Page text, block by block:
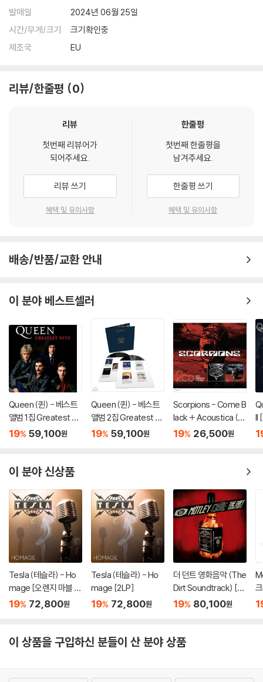
문의 바랍니다.
2) LP는 잦은 배송 과정에서 재킷에 손상이 발생할 가능성이 높고 재판매
가 어려우므로 신중한 구매를 부탁드립니다.
발매일
2024년 06월 25일
시간/무게/크기
크기확인중
제조국
EU
리뷰/한줄평 0
리뷰
첫번째 리뷰어가
되어주세요.
리뷰 쓰기
혜택 및 유의사항
한줄평
첫번째 한줄평을
남겨주세요.
한줄평 쓰기
혜택 및 유의사항
배송/반품/교환 안내
이 분야 베스트셀러
Queen (퀸) - 베스트
앨범 1집 Greatest Hit
s I [2LP]
19% 59,100원
Queen (퀸) - 베스트
앨범 2집 Greatest Hi
ts II [2LP]
19% 59,100원
Scorpions - Come B
lack + Acoustica (2
CD Original Albums)
19% 26,500원
II
이 분야 신상품
Tesla (테슬라) - Ho
mage [오렌지 마블 컬
러 2LP]
19% 72,800원
Tesla (테슬라) - Ho
mage [2LP]
19% 72,800원
더 던트 영화음악 (The
Dirt Soundtrack) [2L
P]
19% 80,100원
이 상품을 구입하신 분들이 산 분야 상품